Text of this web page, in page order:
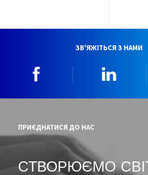
ЗВ'ЯЖІТЬСЯ З НАМИ
ПРИЄДНАТИСЯ ДО НАС
СТВОРЮЄМО СВІТ